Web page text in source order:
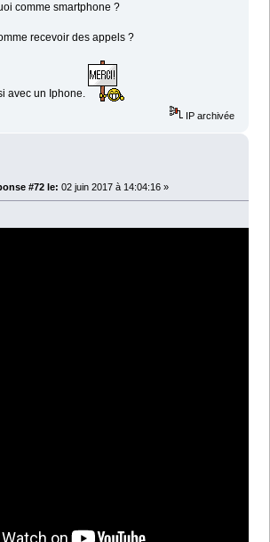
comme smartphone ?
recevoir des appels ?
avec un Iphone.
IP archivée
#72 le: 02 juin 2017 à 14:04:16 »